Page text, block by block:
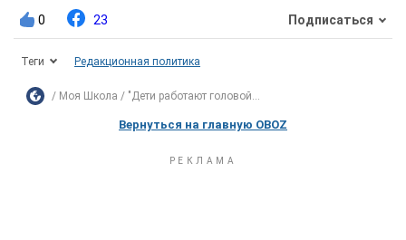
0 23 Подписаться
Теги Редакционная политика
Моя Школа "Дети работают головой...
Вернуться на главную OBOZ